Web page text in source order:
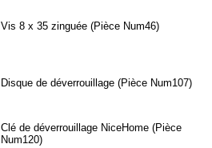
Vis 8 x 35 zinguée (Pièce Num46)
Disque de déverrouillage (Pièce Num107)
Clé de déverrouillage NiceHome (Pièce
Num120)